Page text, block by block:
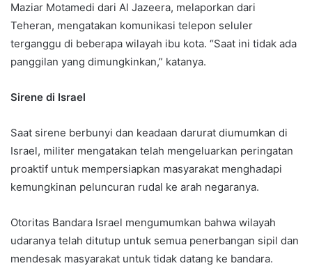
Maziar Motamedi dari Al Jazeera, melaporkan dari
Teheran, mengatakan komunikasi telepon seluler
terganggu di beberapa wilayah ibu kota. “Saat ini tidak ada
panggilan yang dimungkinkan,” katanya.
Sirene di Israel
Saat sirene berbunyi dan keadaan darurat diumumkan di
Israel, militer mengatakan telah mengeluarkan peringatan
proaktif untuk mempersiapkan masyarakat menghadapi
kemungkinan peluncuran rudal ke arah negaranya.
Otoritas Bandara Israel mengumumkan bahwa wilayah
udaranya telah ditutup untuk semua penerbangan sipil dan
mendesak masyarakat untuk tidak datang ke bandara.